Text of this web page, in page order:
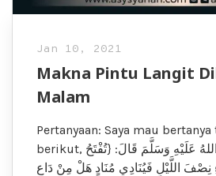
Jan 10, 2021
Makna Pintu Langit
Malam
Pertanyaan: Saya mau
berikut, عَنْ النَّبِيِّ صَلَّى اللهُ عَلَيْهِ وَسَلَّمَ قَالَ: {تُفْتَحُ
نِصْفَ اللَّيْلِ فَيُنَادِي مُنَادٍ هَلْ مِنْ دَاعٍ